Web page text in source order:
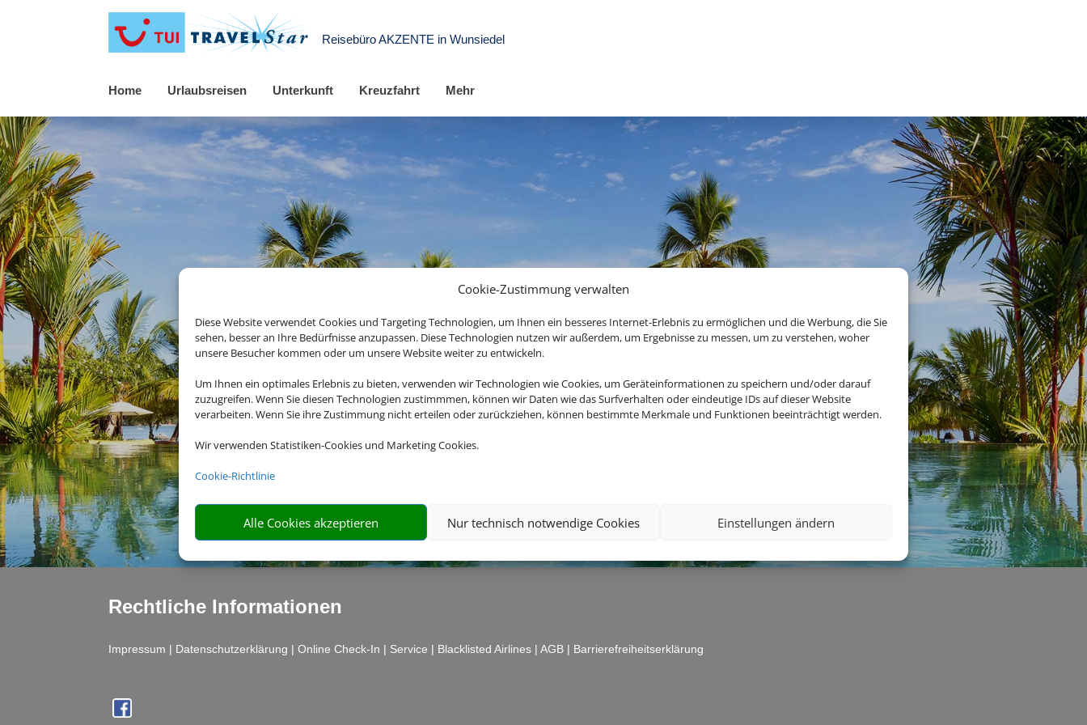
Cookie-Zustimmung verwalten
Diese Website verwendet Cookies und Targeting Technologien, um Ihnen ein besseres Internet-Erlebnis zu ermöglichen und die Werbung, die Sie
sehen, besser an Ihre Bedürfnisse anzupassen. Diese Technologien nutzen wir außerdem, um Ergebnisse zu messen, um zu verstehen, woher
unsere Besucher kommen oder um unsere Website weiter zu entwickeln.
Um Ihnen ein optimales Erlebnis zu bieten, verwenden wir Technologien wie Cookies, um Geräteinformationen zu speichern und/oder darauf
zuzugreifen. Wenn Sie diesen Technologien zustimmmen, können wir Daten wie das Surfverhalten oder eindeutige IDs auf dieser Website
verarbeiten. Wenn Sie ihre Zustimmung nicht erteilen oder zurückziehen, können bestimmte Merkmale und Funktionen beeinträchtigt werden.
Wir verwenden Statistiken-Cookies und Marketing Cookies.
Cookie-Richtlinie
Alle Cookies akzeptieren Nur technisch notwendige Cookies Einstellungen ändern
Reisebüro AKZENTE in Wunsiedel
Home Urlaubsreisen Unterkunft Kreuzfahrt Mehr
Rechtliche Informationen
Impressum | Datenschutzerklärung |Online Check-In | Service | Blacklisted Airlines |AGB | Barrierefreiheitserklärung